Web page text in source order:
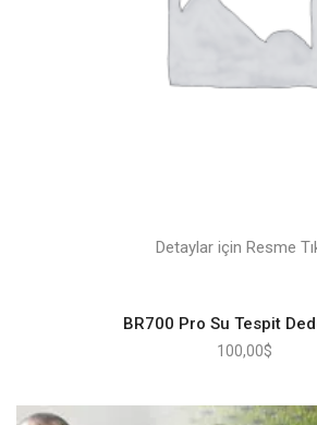
Detaylar için Resme
BR700 Pro Su Tespit
100,00$